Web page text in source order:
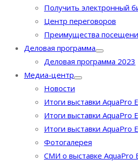
Получить электронный
Центр переговоров
Преимущества
Деловая программа
Деловая программа 2023
Медиа-центр
Новости
Итоги выставки AquaPro
Итоги выставки AquaPro
Итоги выставки AquaPro
Фотогалерея
СМИ о выставке AquaPro